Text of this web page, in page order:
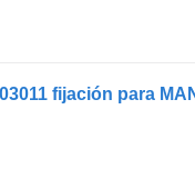
fijación para